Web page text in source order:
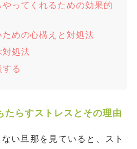
ってくれるための効果的
めの心構えと対処法
対処法
る
たらすストレスとその理由
い旦那を見ていると、スト